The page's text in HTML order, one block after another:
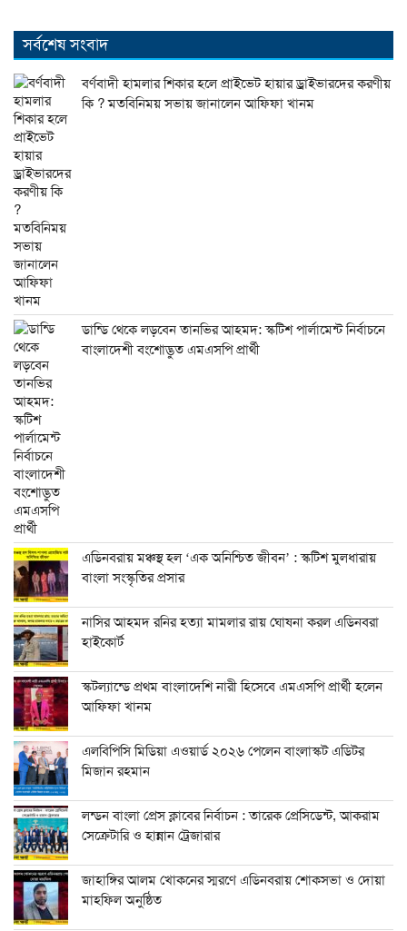
সর্বশেষ সংবাদ
বর্ণবাদী হামলার শিকার হলে প্রাইভেট হায়ার ড্রাইভারদের করণীয়
কি ? মতবিনিময় সভায় জানালেন আফিফা খানম
ডান্ডি থেকে লড়বেন তানভির আহমদ: স্কটিশ পার্লামেন্ট নির্বাচনে
বাংলাদেশী বংশোদ্ভুত এমএসপি প্রার্থী
এডিনবরায় মঞ্চস্থ হল ‘এক অনিশ্চিত জীবন’ : স্কটিশ মুলধারায়
বাংলা সংস্কৃতির প্রসার
নাসির আহমদ রনির হত্যা মামলার রায় ঘোষনা করল এডিনবরা
হাইকোর্ট
স্কটল্যান্ডে প্রথম বাংলাদেশি নারী হিসেবে এমএসপি প্রার্থী হলেন
আফিফা খানম
এলবিপিসি মিডিয়া এওয়ার্ড ২০২৬ পেলেন বাংলাস্কট এডিটর
মিজান রহমান
লন্ডন বাংলা প্রেস ক্লাবের নির্বাচন : তারেক প্রেসিডেন্ট, আকরাম
সেক্রেটারি ও হান্নান ট্রেজারার
জাহাঙ্গির আলম খোকনের স্মরণে এডিনবরায় শোকসভা ও দোয়া
মাহফিল অনুষ্ঠিত